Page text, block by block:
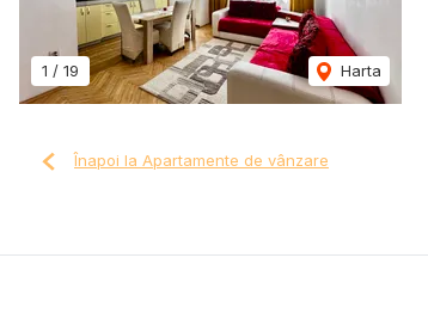
1 / 19 Harta
Înapoi la Apartamente de vânzare